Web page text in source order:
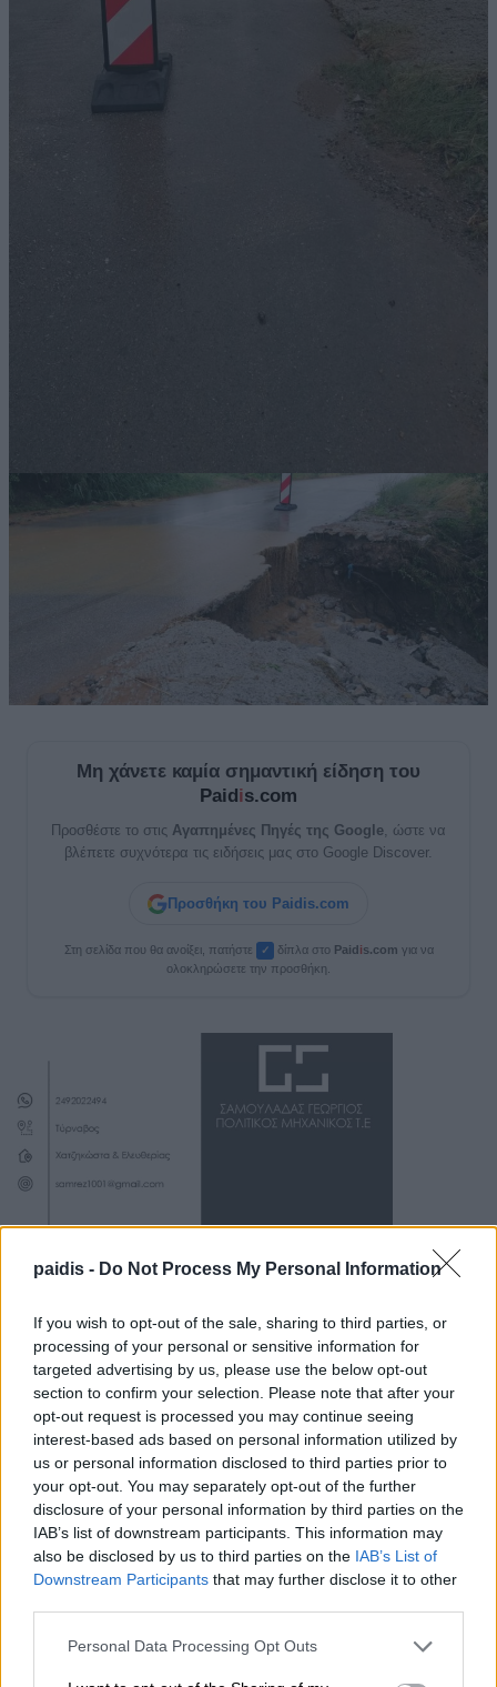
paidis - Do Not Process My Personal Information
If you wish to opt-out of the sale, sharing to third parties, or
processing of your personal or sensitive information for
targeted advertising by us, please use the below opt-out
section to confirm your selection. Please note that after your
opt-out request is processed you may continue seeing
interest-based ads based on personal information utilized by
us or personal information disclosed to third parties prior to
your opt-out. You may separately opt-out of the further
disclosure of your personal information by third parties on the
IAB’s list of downstream participants. This information may
also be disclosed by us to third parties on the IAB’s List of
Downstream Participants that may further disclose it to other
Personal Data Processing Opt Outs
Μη χάνετε καμία σημαντική είδηση του
Paid is.com
Προσθέστε το στις Αγαπημένες Πηγές της Google, ώστε να
βλέπετε συχνότερα τις ειδήσεις μας στο Google Discover.
Προσθήκη του Paidis.com
Στη σελίδα που θα ανοίξει, πατήστε ✓ δίπλα στο Paid is.com για να
ολοκληρώσετε την προσθήκη.
Προσοχή! Επιτρέπεται η αναδημοσίευση των πληροφοριών του παραπάνω
Κοινοποιήστε:
Facebook X